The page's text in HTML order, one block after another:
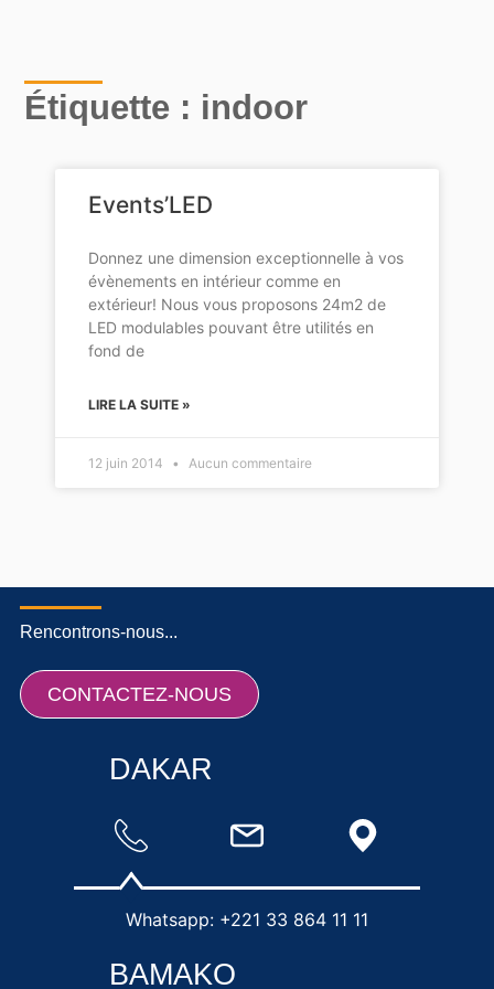
Étiquette : indoor
Events’LED
Donnez une dimension exceptionnelle à vos
évènements en intérieur comme en
extérieur! Nous vous proposons 24m2 de
LED modulables pouvant être utilités en
fond de
LIRE LA SUITE »
12 juin 2014 Aucun commentaire
Rencontrons-nous...
CONTACTEZ-NOUS
DAKAR
Whatsapp: +221 33 864 11 11
BAMAKO